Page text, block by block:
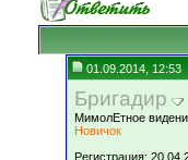
01.09.2014, 12:53
Бригадир
МимолЕтное
Новичок
Регистрация: